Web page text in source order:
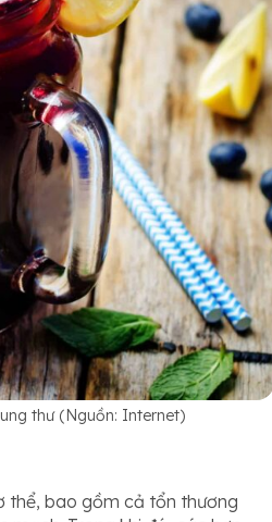
thư (Nguồn: Internet)
thể, bao gồm cả tổn thương